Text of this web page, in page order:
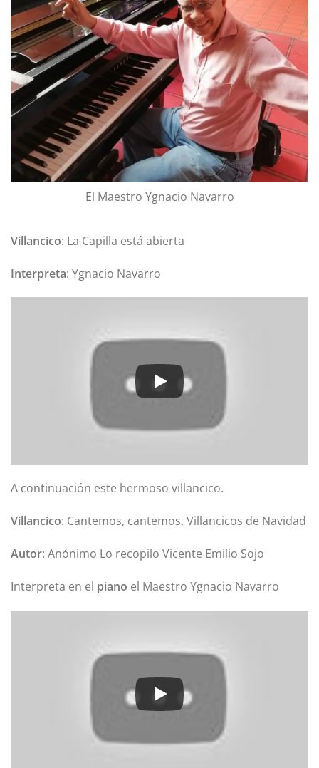
El Maestro Ygnacio Navarro
Villancico: La Capilla está abierta
Interpreta: Ygnacio Navarro
A continuación este hermoso villancico.
Villancico: Cantemos, cantemos. Villancicos de Navidad
Autor: Anónimo Lo recopilo Vicente Emilio Sojo
Interpreta en el piano el Maestro Ygnacio Navarro